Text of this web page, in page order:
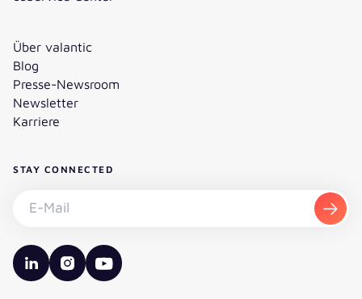
Über valantic
Blog
Presse-Newsroom
Newsletter
Karriere
STAY CONNECTED
valantic LinkedIn
valantic Instagram
valantic YouTube